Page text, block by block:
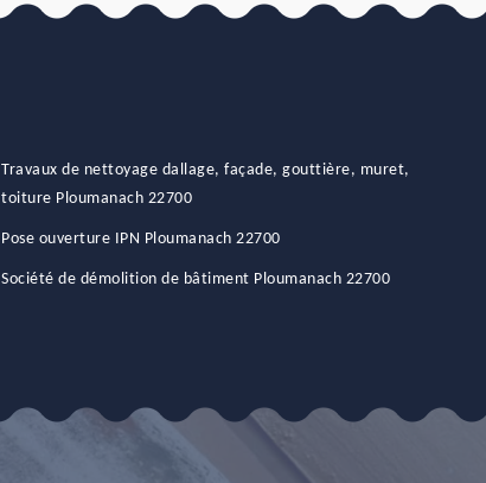
Travaux de nettoyage dallage, façade, gouttière, muret,
toiture Ploumanach 22700
Pose ouverture IPN Ploumanach 22700
Société de démolition de bâtiment Ploumanach 22700